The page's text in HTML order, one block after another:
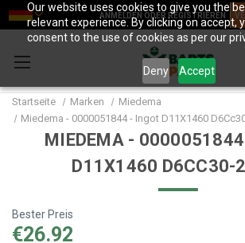
Our website uses cookies to give you the
relevant experience. By clicking on accept,
consent to the use of cookies as per our
Deny Accept
ANMELDEN ODER REGISTRIEREN
Startseite Marken
Miedema
Miedema - 0000051844 - Ingot D11X1460
MIEDEMA - 0000051844
D11X1460 D6CC30-
Bester Preis
€26.92